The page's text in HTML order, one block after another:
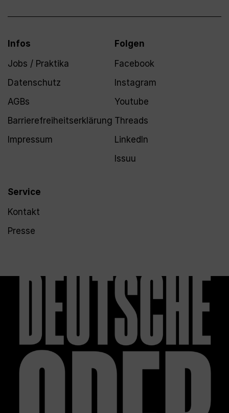
Infos
Jobs / Praktika
Datenschutz
AGBs
Barrierefreiheitserklärung
Impressum
Service
Kontakt
Presse
Folgen
Facebook
Instagram
Youtube
Threads
LinkedIn
Issuu